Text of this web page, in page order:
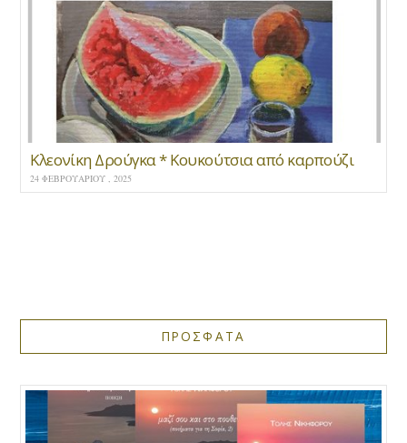
Κλεονίκη Δρούγκα * Κουκούτσια από καρπούζι
24 ΦΕΒΡΟΥΑΡΊΟΥ , 2025
ΠΡΟΣΦΑΤΑ